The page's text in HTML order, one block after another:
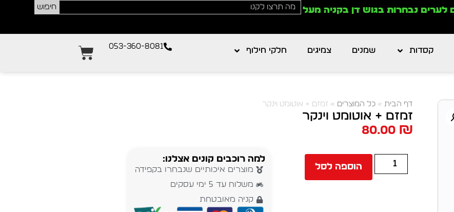
לערים נבחרות בגוש דן בקניה מעל
חיפוש
קסדות שמנים צמיגים חלקי חילוף 053-360-8081
דף הבית» כל המוצרים » זמזם + אוטומט וינקר
זמזם + אוטומט וינקר
80.00 ₪
הוספה לסל
למה רוכבים קונים אצלנו:
מוצרים איכותיים שנבחרו בקפידה
משלוח עד 5 ימי עסקים
קניה מאובטחת